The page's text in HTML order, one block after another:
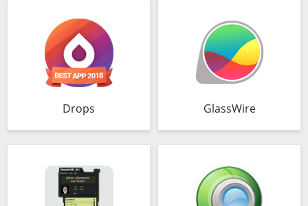
Drops GlassWire